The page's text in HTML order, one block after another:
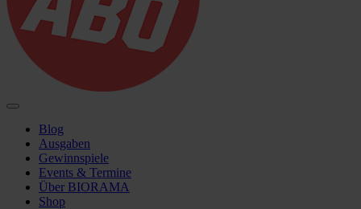
Blog
Ausgaben
Gewinnspiele
Events & Termine
Über BIORAMA
Shop